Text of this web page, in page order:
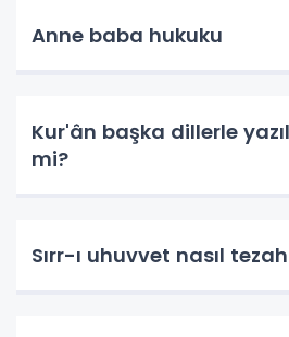
Anne baba hukuku
Kur'ân başka dillerle
mi?
Sırr-ı uhuvvet nasıl